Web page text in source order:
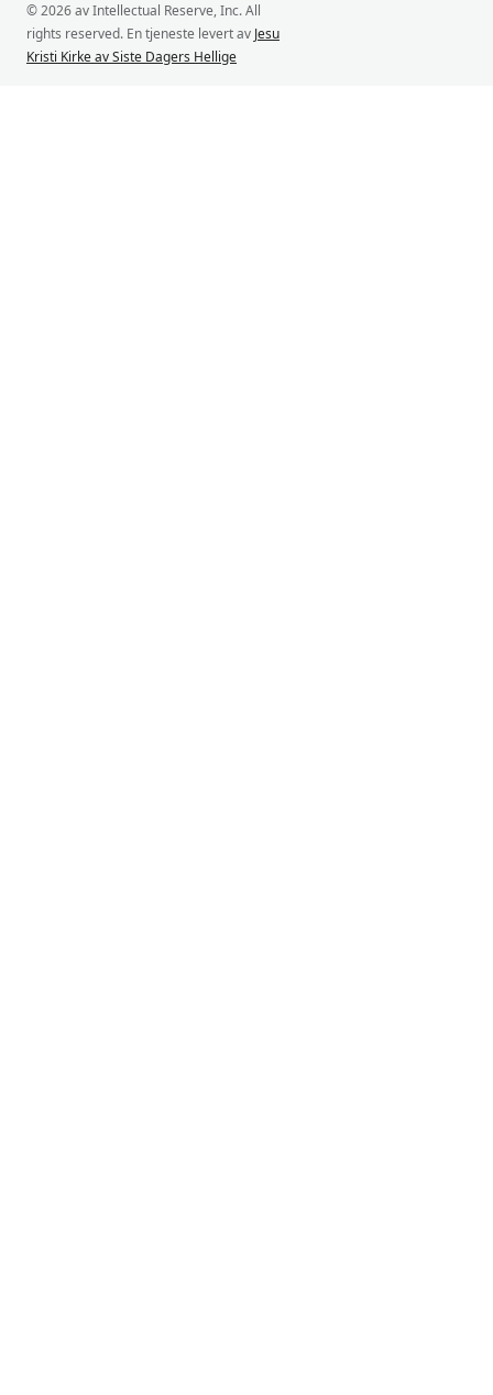
© 2026 av Intellectual Reserve, Inc. All
rights reserved. En tjeneste levert av Jesu
Kristi Kirke av Siste Dagers Hellige